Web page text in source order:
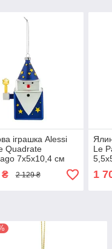
іграшка Alessi
Quadrate
7х5х10,4 см
2 129 ₴
Le
1